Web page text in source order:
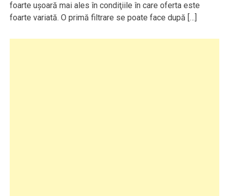
foarte uşoară mai ales în condiţiile în care oferta este
foarte variată. O primă filtrare se poate face după […]